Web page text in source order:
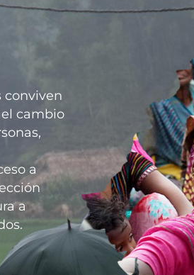
conviven
cambio
a
a
Imagen